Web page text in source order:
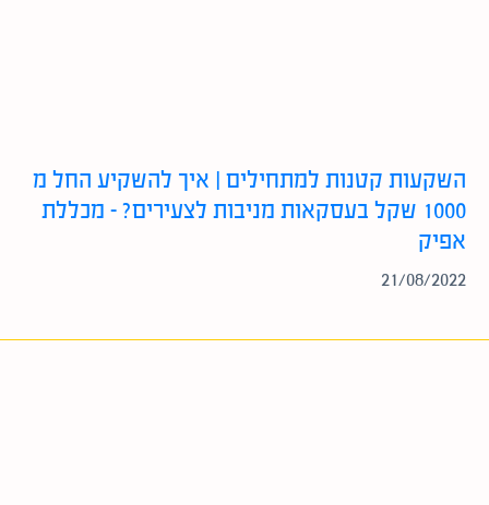
השקעות קטנות למתחילים | איך להשקיע החל מ
1000 שקל בעסקאות מניבות לצעירים? – מכללת
אפיק
21/08/2022